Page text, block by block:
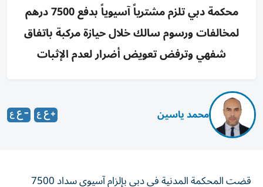
محكمة دبي تلزم مشترياً آسيوياً بدفع 7500 درهم
لمخالفات ورسوم سالك خلال حيازة مركبة باتفاق
شفهي وترفض تعويض أضرار لعدم الإثبات
محمد ياسين
قضت المحكمة المدنية في دبي بإلزام آسيوي سداد 7500